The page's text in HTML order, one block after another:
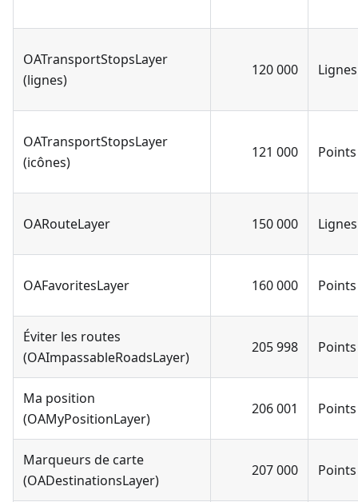
OATransportStopsLayer
(lignes)
120 000 Lignes
OATransportStopsLayer
(icônes)
121 000 Points
OARouteLayer 150 000 Lignes
OAFavoritesLayer 160 000 Points
Éviter les routes
(OAImpassableRoadsLayer)
205 998 Points
Ma position
(OAMyPositionLayer)
206 001 Points
Marqueurs de carte
(OADestinationsLayer)
207 000 Points